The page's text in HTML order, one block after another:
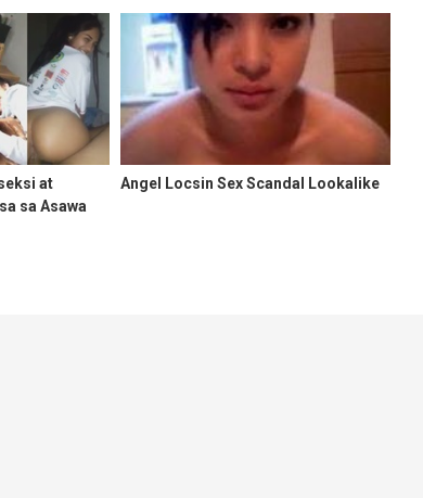
at
sa Asawa
Angel Locsin Sex Scandal Lookalike